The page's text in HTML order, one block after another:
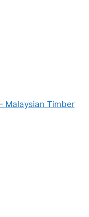
guru yang
kurikulum.
yang
Malaysia
18 tahun
jawatan.
syarat-syarat
bagi
Ganti SK
Sila baca
telah sediakan
Malaysian Timber